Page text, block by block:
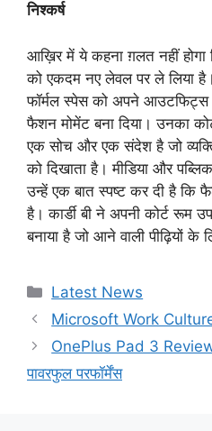
निश्कर्ष
आख़िर में ये कहना ग़लत नहीं होगा
को एकदम नए लेवल पर ले लिया
फॉर्मल स्पेस को अपने
फैशन मोमेंट बना दिया। उनका
एक सोच और एक संदेश है जो
को दिखाता है। मीडिया और
उन्हें एक बात स्पष्ट कर दी है कि
है। कार्डी बी ने अपनी कोर्ट रूम
बनाया है जो आने वाली पीढ़ियों के
Categories
Latest News
Microsoft Work Culture
OnePlus Pad 3 Review
पावरफुल परफॉर्मेंस